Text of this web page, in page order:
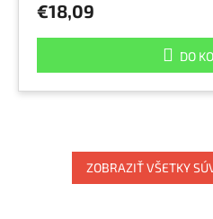
€18,09
DO
ZOBRAZIŤ VŠETKY